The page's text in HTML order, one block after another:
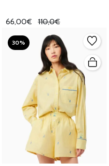
66,00€ 110,0€
30%